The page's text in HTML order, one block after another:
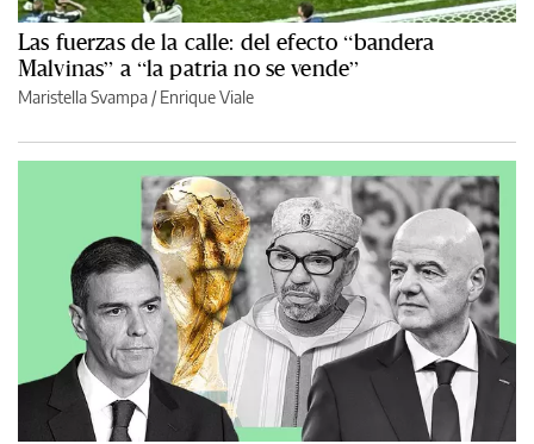
Las fuerzas de la calle: del efecto “bandera
Malvinas” a “la patria no se vende”
Maristella Svampa /Enrique Viale